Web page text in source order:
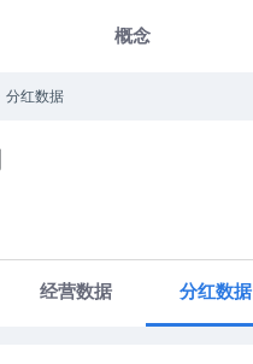
概念
分红数据
经营数据 分红数据